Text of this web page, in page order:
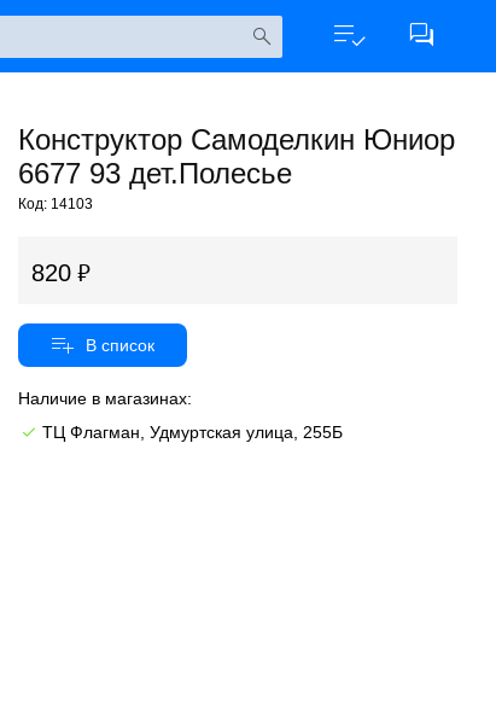
Конструктор Самоделкин Юниор
6677 93 дет.Полесье
Код: 14103
820
Наличие в магазинах:
ТЦ Флагман, Удмуртская улица, 255Б